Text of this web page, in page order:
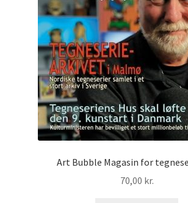
Art Bubble Magasin for
70,00 kr.